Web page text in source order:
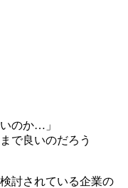
のか…」
で良いのだろう
討されている企業の